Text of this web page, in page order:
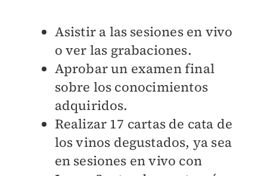
Asistir a las sesiones en vivo
o ver las grabaciones.
Aprobar un examen final
sobre los conocimientos
adquiridos.
Realizar 17 cartas de cata de
los vinos degustados, ya sea
en sesiones en vivo con